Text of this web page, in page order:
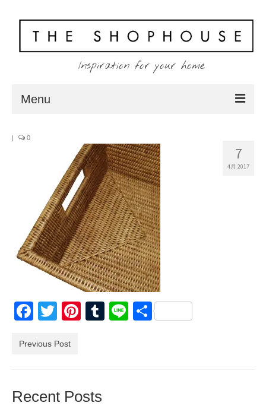
Inspiration for your home
Menu
Shopping
Contact
Blog
7
4月 2017
| 0
Facebook
TwitterPinterest
Tumblr
Line共
Previous Post
Recent Posts